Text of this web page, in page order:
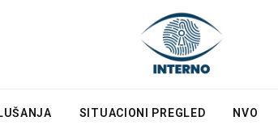
SITUACIONI PREGLED NVO